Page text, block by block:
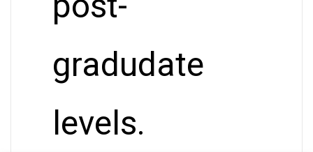
gradudate
levels.